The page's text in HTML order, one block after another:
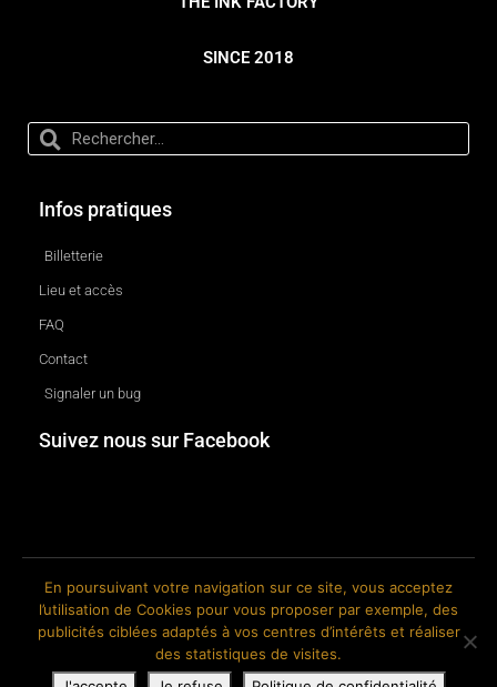
SINCE 2018
Infos pratiques
Billetterie
Lieu et accès
FAQ
Contact
Signaler un bug
Suivez nous sur Facebook
© 2018-2026 The Ink Factory. Site web réalisé par Roland CAUVIN.
En poursuivant votre navigation sur ce site, vous acceptez
l’utilisation de Cookies pour vous proposer par exemple, des
publicités ciblées adaptés à vos centres d’intérêts et réaliser
des statistiques de visites.